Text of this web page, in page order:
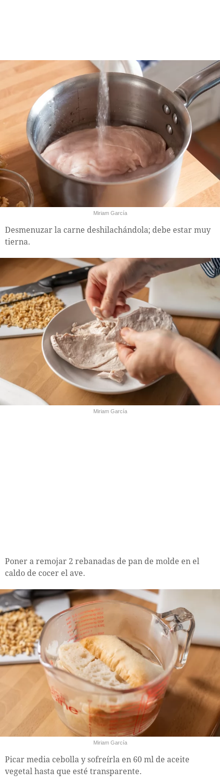
Miriam García
Desmenuzar la carne deshilachándola; debe estar muy
tierna.
Miriam García
Poner a remojar 2 rebanadas de pan de molde en el
caldo de cocer el ave.
Miriam García
Picar media cebolla y sofreírla en 60 ml de aceite
vegetal hasta que esté transparente.